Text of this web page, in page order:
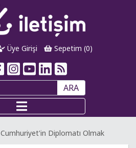
Üye Girişi Sepetim (0)
ARA
Cumhuriyet'in Diplomatı Olmak